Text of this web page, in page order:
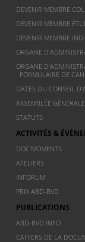
DEVENIR MEMBRE
DEVENIR MEMBRE
DEVENIR MEMBRE
ORGANE
ORGANE
: FORMULAIRE DE
DATES DU CONSEIL
ASSEMBLÉE GÉNÉRALE
STATUTS
ACTIVITÉS &
DOC’MOMENTS
ATELIERS
INFORUM
PRIX ABD-BVD
PUBLICATIONS
ABD-BVD INFO
CAHIERS DE LA